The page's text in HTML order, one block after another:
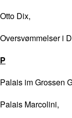
Otto Dix,
Oversvømmelser i
P
Palais im Grossen
Palais Marcolini,